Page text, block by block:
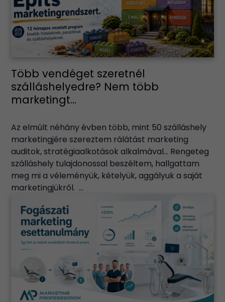
Több vendéget szeretnél
szálláshelyedre? Nem több
marketingt...
Az elmúlt néhány évben több, mint 50 szálláshely
marketingjére szereztem rálátást marketing
auditok, stratégiaalkotások alkalmával… Rengeteg
szálláshely tulajdonossal beszéltem, hallgattam
meg mi a véleményük, kételyük, aggályuk a saját
marketingjükről. ...